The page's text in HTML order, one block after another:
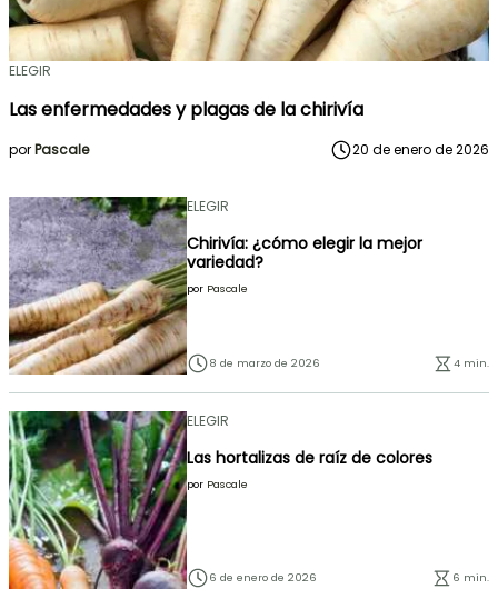
ELEGIR
Las enfermedades y plagas de la chirivía
porPascale 20 de enero de 2026
ELEGIR
Chirivía: ¿cómo elegir la mejor
variedad?
por Pascale
8 de marzo de 2026 4 min.
ELEGIR
Las hortalizas de raíz de colores
por Pascale
6 de enero de 2026 6 min.